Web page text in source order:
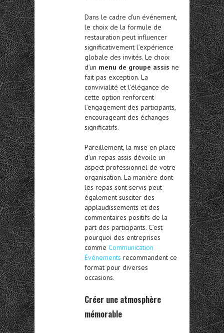
Dans le cadre d’un événement,
le choix de la formule de
restauration peut influencer
significativement l’expérience
globale des invités. Le choix
d’un menu de groupe assis ne
fait pas exception. La
convivialité et l’élégance de
cette option renforcent
l’engagement des participants,
encourageant des échanges
significatifs.
Pareillement, la mise en place
d’un repas assis dévoile un
aspect professionnel de votre
organisation. La manière dont
les repas sont servis peut
également susciter des
applaudissements et des
commentaires positifs de la
part des participants. C’est
pourquoi des entreprises
comme Communication
Événements recommandent ce
format pour diverses
occasions.
Créer une atmosphère
mémorable